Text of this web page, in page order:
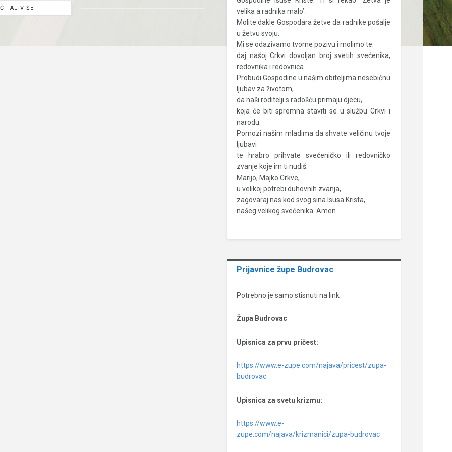
VIŠE
velika a radnika malo’.
Molite dakle Gospodara žetve da radnike pošalje
u žetvu svoju.
Mi se odazivamo tvome pozivu i molimo te:
daj našoj Crkvi dovoljan broj svetih svećenika,
redovnika i redovnica.
Probudi Gospodine u našim obiteljima nesebičnu
ljubav za životom,
da naši roditelji s radošću primaju djecu,
koja će biti spremna staviti se u službu Crkvi i
narodu.
Pomozi našim mladima da shvate veličinu tvoje
ljubavi
te hrabro prihvate svećeničko ili redovničko
zvanje koje im ti nudiš.
Marijo, Majko Crkve,
u velikoj potrebi duhovnih zvanja,
zagovaraj nas kod svog sina Isusa Krista,
našeg velikog svećenika. Amen
Prijavnice župe Budrovac
Potrebno je samo stisnuti na link
Župa Budrovac
Upisnica za prvu pričest:
https://www.e-zupe.com/najava/pricest/zupa-
budrovac
Upisnica za svetu krizmu:
https://www.e-
zupe.com/najava/krizmanici/zupa-budrovac